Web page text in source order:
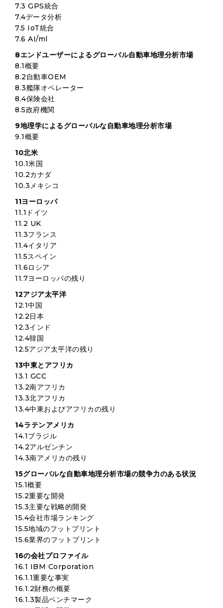
7.3 GPS統合
7.4データ分析
7.5 IoT統合
7.6 AI/ml
8エンドユーザーによるグローバル自動車地理分析市場
8.1概要
8.2自動車OEM
8.3艦隊オペレーター
8.4保険会社
8.5政府機関
9地理学によるグローバルな自動車地理分析市場
9.1概要
10北米
10.1米国
10.2カナダ
10.3メキシコ
11ヨーロッパ
11.1ドイツ
11.2 UK
11.3フランス
11.4イタリア
11.5スペイン
11.6ロシア
11.7ヨーロッパの残り
12アジア太平洋
12.1中国
12.2日本
12.3インド
12.4韓国
12.5アジア太平洋の残り
13中東とアフリカ
13.1 GCC
13.2南アフリカ
13.3北アフリカ
13.4中東およびアフリカの残り
14ラテンアメリカ
14.1ブラジル
14.2アルゼンチン
14.3南アメリカの残り
15グローバルな自動車地理分析市場の競争力のある状況
15.1概要
15.2重要な開発
15.3主要な戦略的開発
15.4会社市場ランキング
15.5地域のフットプリント
15.6業界のフットプリント
16の会社プロファイル
16.1 IBM Corporation
16.1.1重要な事実
16.1.2財務の概要
16.1.3製品ベンチマーク